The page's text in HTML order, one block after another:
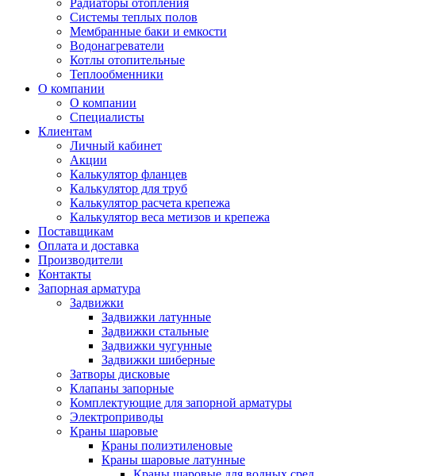
Радиаторы отопления
Системы теплых полов
Мембранные баки и емкости
Водонагреватели
Котлы отопительные
Теплообменники
О компании
О компании
Специалисты
Клиентам
Личный кабинет
Акции
Калькулятор фланцев
Калькулятор для труб
Калькулятор расчета крепежа
Калькулятор веса метизов и крепежа
Поставщикам
Оплата и доставка
Производители
Контакты
Запорная арматура
Задвижки
Задвижки латунные
Задвижки стальные
Задвижки чугунные
Задвижки шиберные
Затворы дисковые
Клапаны запорные
Комплектующие для запорной арматуры
Электроприводы
Краны шаровые
Краны полиэтиленовые
Краны шаровые латунные